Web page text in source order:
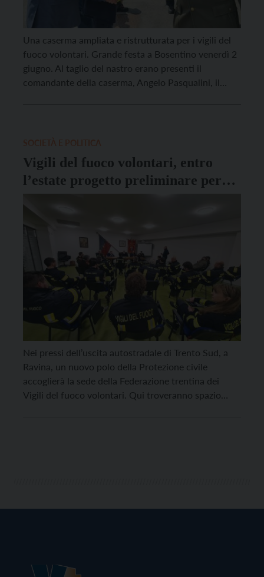
Una caserma ampliata e ristrutturata per i vigili del
fuoco volontari. Grande festa a Bosentino venerdì 2
giugno. Al taglio del nastro erano presenti il
comandante della caserma, Angelo Pasqualini, il
Vigili del fuoco volontari, entro
l’estate progetto preliminare per
nuova sede a Ravina
Nei pressi dell’uscita autostradale di Trento Sud, a
Ravina, un nuovo polo della Protezione civile
accoglierà la sede della Federazione trentina dei
Vigili del fuoco volontari. Qui troveranno spazio